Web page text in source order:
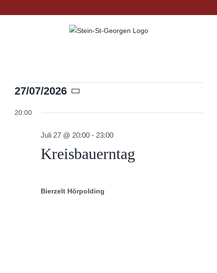
Inhalt
Veranstaltungen
Juli
27/07/2026
wählen.
20:00
Kreisbauerntag
Juli 27 @ 20:00 - 23:00
Bierzelt Hörpolding